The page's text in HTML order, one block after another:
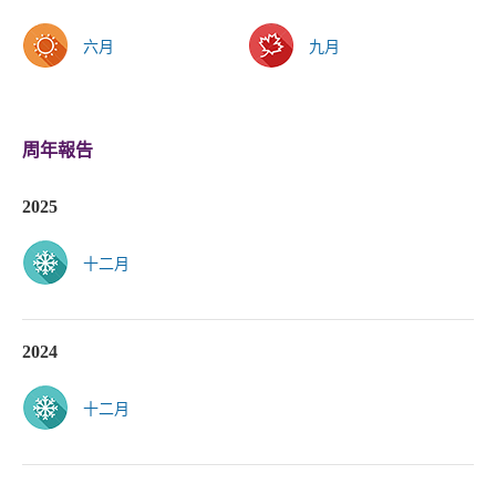
六月 九月
周年報告
2025
十二月
2024
十二月